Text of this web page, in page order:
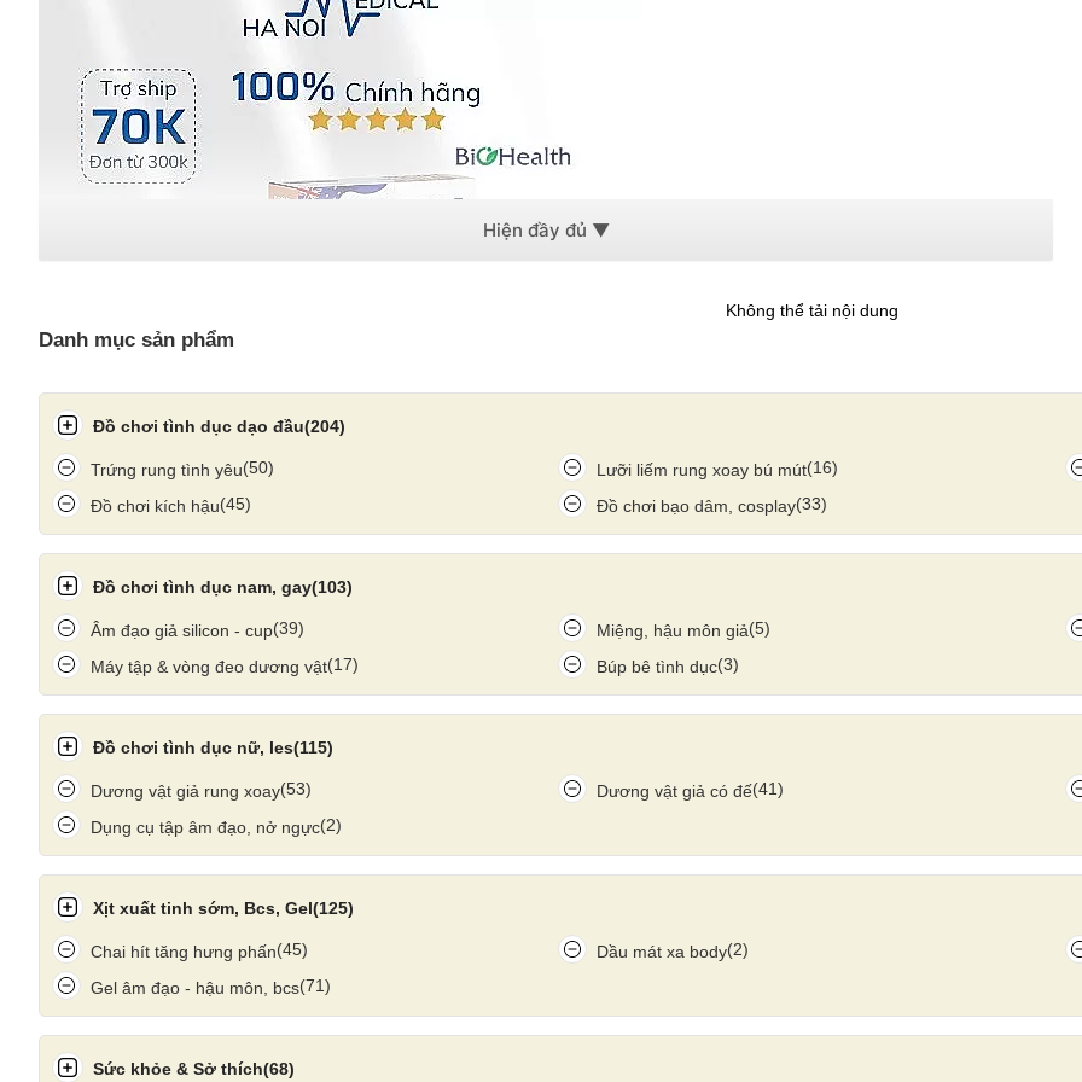
Update gần nhất lúc 11:17:55 16/06/2026
Không thể tải nội dung
Danh mục sản phẩm
Đồ chơi tình dục dạo đầu(204)
Trứng rung tình yêu(50) Lưỡi liếm rung xoay bú mút(16)
Đồ chơi kích hậu(45) Đồ chơi bạo dâm, cosplay(33)
Đồ chơi tình dục nam, gay(103)
Âm đạo giả silicon - cup(39) Miệng, hậu môn giả(5)
Máy tập & vòng đeo dương vật(17) Búp bê tình dục(3)
Đồ chơi tình dục nữ, les(115)
Dương vật giả rung xoay(53) Dương vật giả có đế(41)
Dụng cụ tập âm đạo, nở ngực(2)
Xịt xuất tinh sớm, Bcs, Gel(125)
Chai hít tăng hưng phấn(45) Dầu mát xa body(2)
Gel âm đạo - hậu môn, bcs(71)
Sức khỏe & Sở thích(68)